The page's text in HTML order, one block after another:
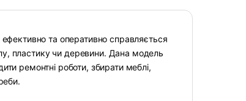
ефективно та оперативно справляється
пластику чи деревини. Дана модель
ремонтні роботи, збирати меблі,